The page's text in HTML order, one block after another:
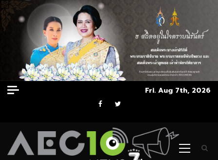
Skip
to
Fri. Aug 7th, 2026
Facebook
Twitter
Primary